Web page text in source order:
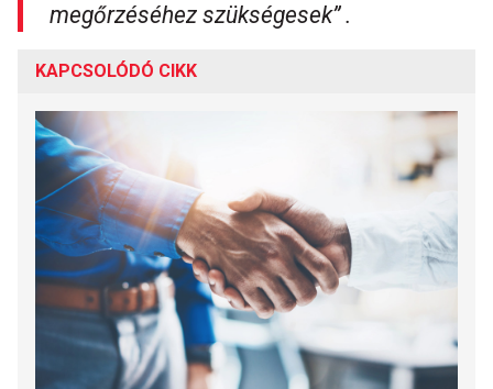
megőrzéséhez szükségesek” .
KAPCSOLÓDÓ CIKK